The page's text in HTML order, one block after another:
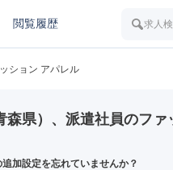
閲覧履歴 求人
ション アパレル
森県）、派遣社員のフ
加設定を忘れていませんか？